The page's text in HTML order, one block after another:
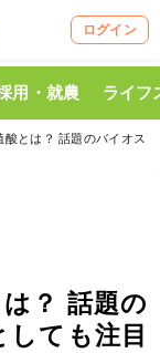
ログイン
用・就農 ライフ
とは？ 話題のバイオス
？ 話題の
ても注目